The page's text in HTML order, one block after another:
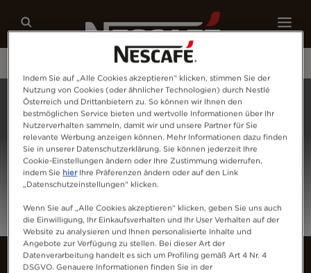
Rezepte
Home Login
Indem Sie auf „Alle Cookies akzeptieren“ klicken, stimmen Sie der
Nutzung von Cookies (oder ähnlicher Technologien) durch Nestlé
Österreich und Drittanbietern zu. So können wir Ihnen den
bestmöglichen Service bieten und wertvolle Informationen über Ihr
Nutzerverhalten sammeln, damit wir und unsere Partner für Sie
relevante Werbung anzeigen können. Mehr Informationen dazu finden
Sie in unserer Datenschutzerklärung. Sie können jederzeit Ihre
Cookie-Einstellungen ändern oder Ihre Zustimmung widerrufen,
indem Sie hierIhre Präferenzen ändern oder auf den Link
„Datenschutzeinstellungen“ klicken.
Wenn Sie auf „Alle Cookies akzeptieren“ klicken, geben Sie uns auch
die Einwilligung, Ihr Einkaufsverhalten und Ihr User Verhalten auf der
Website zu analysieren und Ihnen personalisierte Inhalte und
Angebote zur Verfügung zu stellen. Bei dieser Art der
Datenverarbeitung handelt es sich um Profiling gemäß Art 4 Nr. 4
DSGVO. Genauere Informationen finden Sie in der